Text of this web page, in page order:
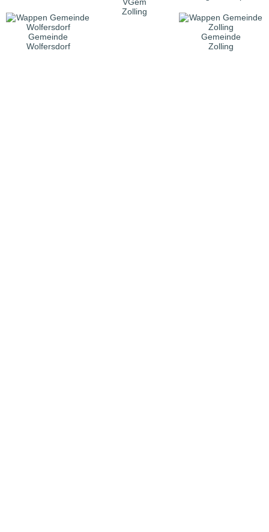
Zolling
Gemeinde
Wolfersdorf
Gemeinde
Zolling